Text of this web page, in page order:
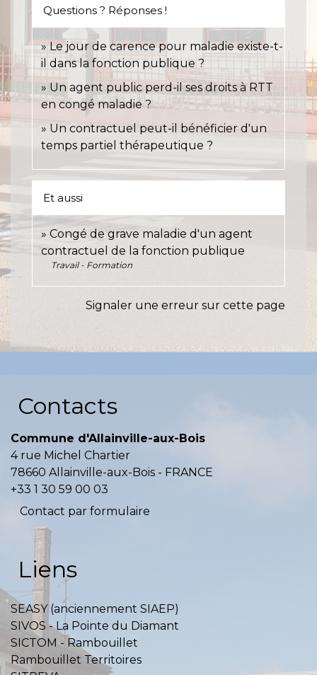
Questions ? Réponses !
Le jour de carence pour maladie existe-t-
il dans la fonction publique ?
Un agent public perd-il ses droits à RTT
en congé maladie ?
Un contractuel peut-il bénéficier d'un
temps partiel thérapeutique ?
Et aussi
Congé de grave maladie d'un agent
contractuel de la fonction publique
Travail - Formation
Signaler une erreur sur cette page
Contacts
Commune d'Allainville-aux-Bois
4 rue Michel Chartier
78660 Allainville-aux-Bois - FRANCE
+33 1 30 59 00 03
Contact par formulaire
Liens
SEASY (anciennement SIAEP)
SIVOS - La Pointe du Diamant
SICTOM - Rambouillet
Rambouillet Territoires